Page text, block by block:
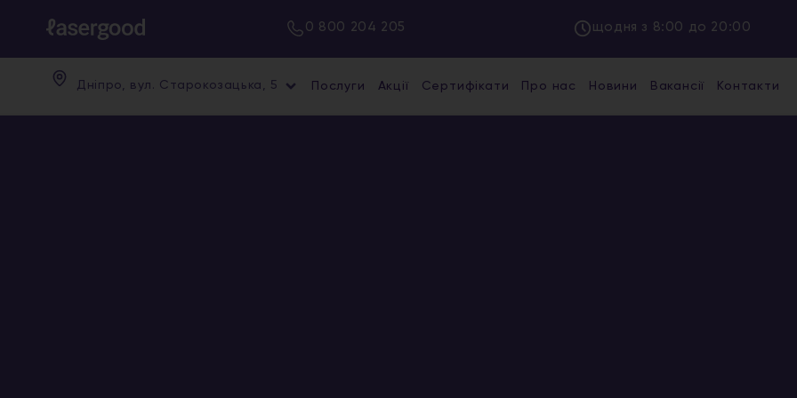
0 800 204 205 щодня з 8:00 до 20:00
Дніпро, вул. Старокозацька, 5 Послуги Акції Сертифікати Про нас Новини Вакансії Контакти